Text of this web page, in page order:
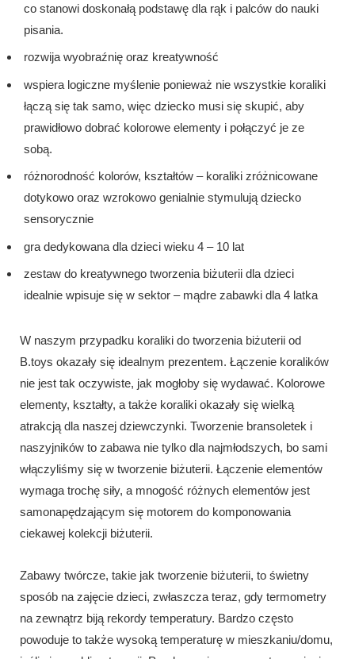
co stanowi doskonałą podstawę dla rąk i palców do nauki
pisania.
rozwija wyobraźnię oraz kreatywność
wspiera logiczne myślenie ponieważ nie wszystkie koraliki
łączą się tak samo, więc dziecko musi się skupić, aby
prawidłowo dobrać kolorowe elementy i połączyć je ze
sobą.
różnorodność kolorów, kształtów – koraliki zróżnicowane
dotykowo oraz wzrokowo genialnie stymulują dziecko
sensorycznie
gra dedykowana dla dzieci wieku 4 – 10 lat
zestaw do kreatywnego tworzenia biżuterii dla dzieci
idealnie wpisuje się w sektor – mądre zabawki dla 4 latka
W naszym przypadku koraliki do tworzenia biżuterii od
B.toys okazały się idealnym prezentem. Łączenie koralików
nie jest tak oczywiste, jak mogłoby się wydawać. Kolorowe
elementy, kształty, a także koraliki okazały się wielką
atrakcją dla naszej dziewczynki. Tworzenie bransoletek i
naszyjników to zabawa nie tylko dla najmłodszych, bo sami
włączyliśmy się w tworzenie biżuterii. Łączenie elementów
wymaga trochę siły, a mnogość różnych elementów jest
samonapędzającym się motorem do komponowania
ciekawej kolekcji biżuterii.
Zabawy twórcze, takie jak tworzenie biżuterii, to świetny
sposób na zajęcie dzieci, zwłaszcza teraz, gdy termometry
na zewnątrz biją rekordy temperatury. Bardzo często
powoduje to także wysoką temperaturę w mieszkaniu/domu,